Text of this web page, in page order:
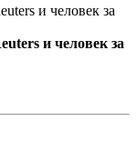
и человек за